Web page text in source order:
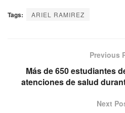
Tags: ARIEL RAMIREZ
Previous
Más de 650 estudiantes
atenciones de salud
Next